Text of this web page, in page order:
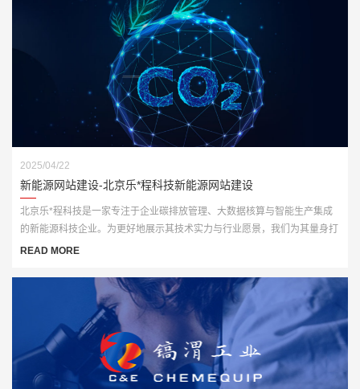
2025/04/22
新能源网站建设-北京乐*程科技新能源网站建设
北京乐*程科技是一家专注于企业碳排放管理、大数据核算与智能生产集成
的新能源科技企业。为更好地展示其技术实力与行业愿景，我们为其量身打
造了一套高端、智能化的官方网站解决方案，全面赋能品牌数字化形象升
READ MORE